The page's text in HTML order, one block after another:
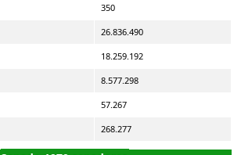
350
26.836.490
18.259.192
8.577.298
57.267
268.277